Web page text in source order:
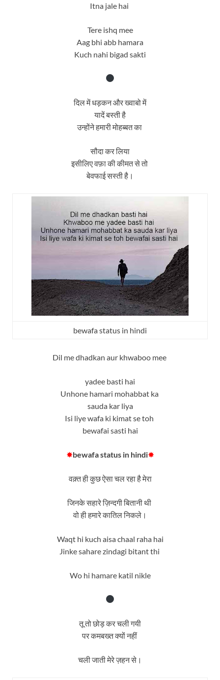
Itna jale hai
Tere ishq mee
Aag bhi abb hamara
Kuch nahi bigad sakti
दिल में धड़कन और ख्वाबो में
यादें बस्ती है
उन्होंने हमारी मोहब्बत का
सौदा कर लिया
इसीलिए वफ़ा की कीमत से तो
बेवफाई सस्ती है।
bewafa status in hindi
Dil me dhadkan aur khwaboo mee
yadee basti hai
Unhone hamari mohabbat ka
sauda kar liya
Isi liye wafa ki kimat se toh
bewafai sasti hai
✸bewafa status in hindi✸
वक़्त ही कुछ ऐसा चल रहा है मेरा
जिनके सहारे ज़िन्दगी बितानी थी
वो ही हमारे कातिल निकले।
Waqt hi kuch aisa chaal raha hai
Jinke sahare zindagi bitant thi
Wo hi hamare katil nikle
तू तो छोड़ कर चली गयी
पर कमबख्त क्यों नहीं
चली जाती मेरे ज़हन से।